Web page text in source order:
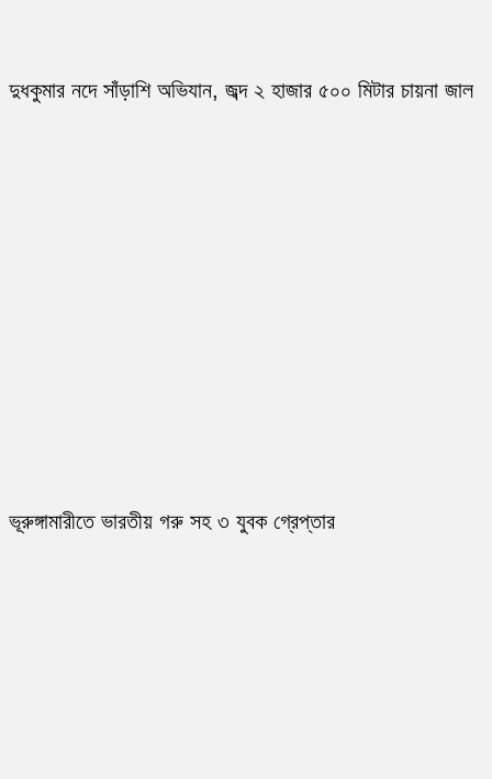
দুধকুমার নদে সাঁড়াশি অভিযান, জব্দ ২ হাজার ৫০০ মিটার চায়না জাল
ভূরুঙ্গামারীতে ভারতীয় গরু সহ ৩ যুবক গ্রেপ্তার